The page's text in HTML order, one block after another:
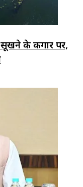
सूखने के कगार पर,